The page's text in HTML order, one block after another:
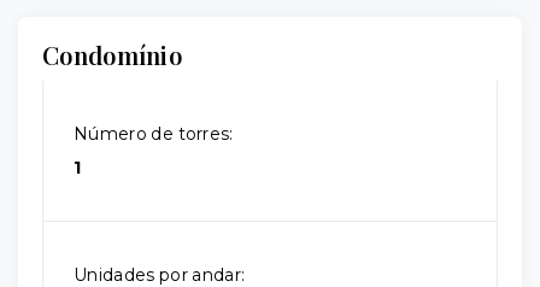
Condomínio
Número de torres:
1
Unidades por andar: